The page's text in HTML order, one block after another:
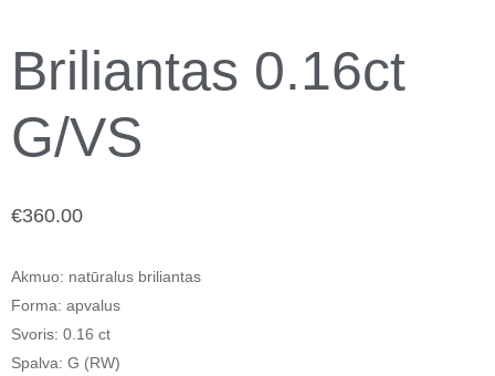
Briliantas 0.16ct
G/VS
€360.00
Akmuo: natūralus briliantas
Forma: apvalus
Svoris: 0.16 ct
Spalva: G (RW)